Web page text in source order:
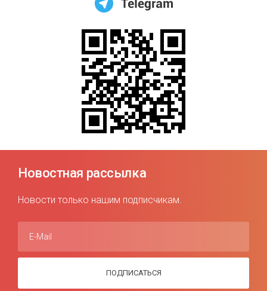
Новостная рассылка
Новости только нашим подписчикам.
E-Mail
ПОДПИСАТЬСЯ